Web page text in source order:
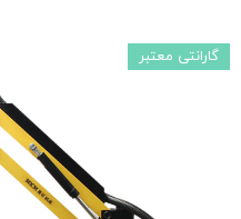
گارانتی معتبر